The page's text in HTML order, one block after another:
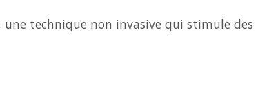
une technique non invasive qui stimule des